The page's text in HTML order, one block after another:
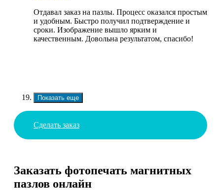
Отдавал заказ на пазлы. Процесс оказался простым
и удобным. Быстро получил подтверждение и
сроки. Изображение вышло ярким и
качественным. Довольна результатом, спасибо!
Показать еще
Сделать заказ
Заказать фотопечать магнитных
пазлов онлайн